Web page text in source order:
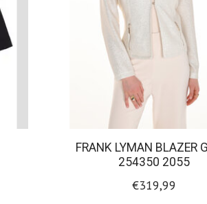
FRANK LYMAN BLAZER
254350 2055
€319,99